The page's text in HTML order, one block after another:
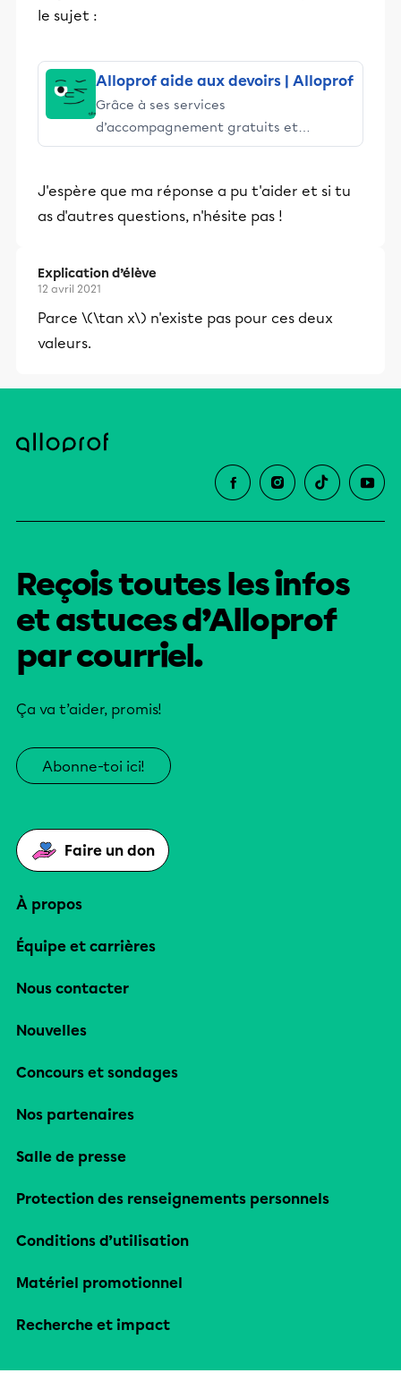
le sujet :
Alloprof aide aux devoirs | Alloprof
Grâce à ses services
d’accompagnement gratuits et
stimulants, Alloprof engage les élèves
éducative.
J'espère que ma réponse a pu t'aider et si tu
as d'autres questions, n'hésite pas !
Explication d’élève
12 avril 2021
Parce \(\tan x\) n'existe pas pour ces deux
valeurs.
Reçois toutes les infos
et astuces d’Alloprof
par courriel.
Ça va t’aider, promis!
Abonne-toi ici!
Faire un don
À propos
Équipe et carrières
Nous contacter
Nouvelles
Concours et sondages
Nos partenaires
Salle de presse
Protection des renseignements personnels
Conditions d’utilisation
Matériel promotionnel
Recherche et impact